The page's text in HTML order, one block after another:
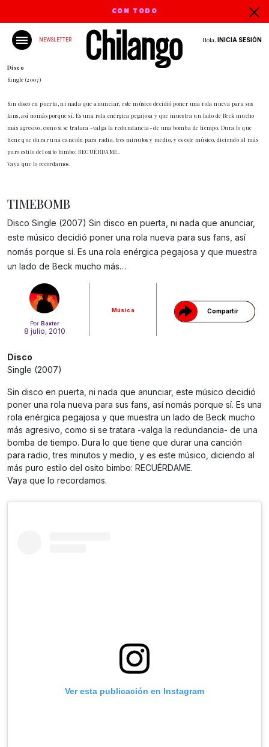
CON TODO
NEWSLETTER Hola, INICIA SESIÓN
Disco
Single (2007)
Sin disco en puerta, ni nada que anunciar, este músico decidió poner una rola nueva para sus
fans, así nomás porque sí. Es una rola enérgica pegajosa y que muestra un lado de Beck mucho
más agresivo, como si se tratara -valga la redundancia- de una bomba de tiempo. Dura lo que
tiene que durar una canción para radio, tres minutos y medio, y es este músico, diciendo al más
puro estilo del osito bimbo: RECUÉRDAME.
Vaya que lo recordamos.
Por Baxter
8 julio, 2010
Música Compartir
Gracias!
TIMEBOMB
Disco Single (2007) Sin disco en puerta, ni nada que anunciar,
este músico decidió poner una rola nueva para sus fans, así
nomás porque sí. Es una rola enérgica pegajosa y que muestra
un lado de Beck mucho más…
Disco
Single (2007)
Sin disco en puerta, ni nada que anunciar, este músico decidió
poner una rola nueva para sus fans, así nomás porque sí. Es una
rola enérgica pegajosa y que muestra un lado de Beck mucho
más agresivo, como si se tratara -valga la redundancia- de una
bomba de tiempo. Dura lo que tiene que durar una canción
para radio, tres minutos y medio, y es este músico, diciendo al
más puro estilo del osito bimbo: RECUÉRDAME.
Vaya que lo recordamos.
Ver esta publicación en Instagram